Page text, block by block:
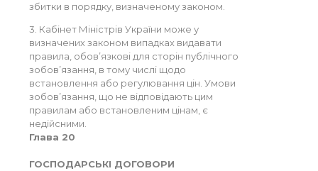
збитки в порядку, визначеному законом.
3. Кабінет Міністрів України може у
визначених законом випадках видавати
правила, обов’язкові для сторін публічного
зобов’язання, в тому числі щодо
встановлення або регулювання цін. Умови
зобов’язання, що не відповідають цим
правилам або встановленим цінам, є
недійсними.
Глава 20
ГОСПОДАРСЬКІ ДОГОВОРИ